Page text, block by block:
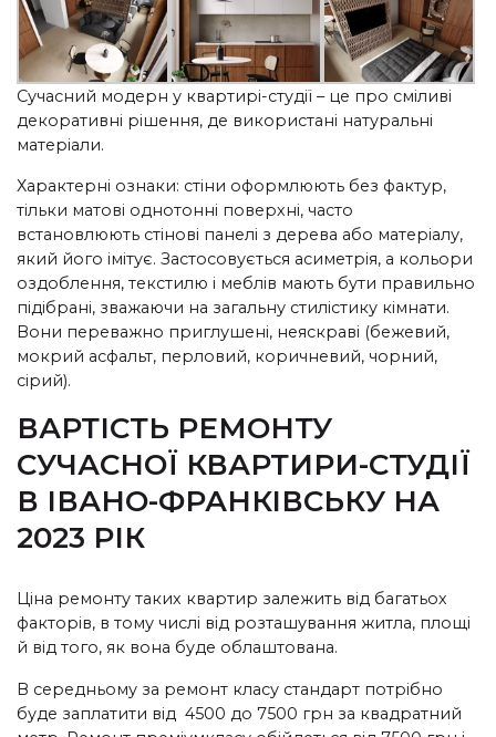
Сучасний модерн у квартирі-студії – це про сміливі
декоративні рішення, де використані натуральні
матеріали.
Характерні ознаки: стіни оформлюють без фактур,
тільки матові однотонні поверхні, часто
встановлюють стінові панелі з дерева або матеріалу,
який його імітує. Застосовується асиметрія, а кольори
оздоблення, текстилю і меблів мають бути правильно
підібрані, зважаючи на загальну стилістику кімнати.
Вони переважно приглушені, неяскраві (бежевий,
мокрий асфальт, перловий, коричневий, чорний,
сірий).
ВАРТІСТЬ РЕМОНТУ
СУЧАСНОЇ КВАРТИРИ-СТУДІЇ
В ІВАНО-ФРАНКІВСЬКУ НА
2023 РІК
Ціна ремонту таких квартир залежить від багатьох
факторів, в тому числі від розташування житла, площі
й від того, як вона буде облаштована.
В середньому за ремонт класу стандарт потрібно
буде заплатити від 4500 до 7500 грн за квадратний